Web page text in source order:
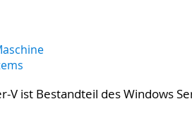
V ist Bestandteil des Windows